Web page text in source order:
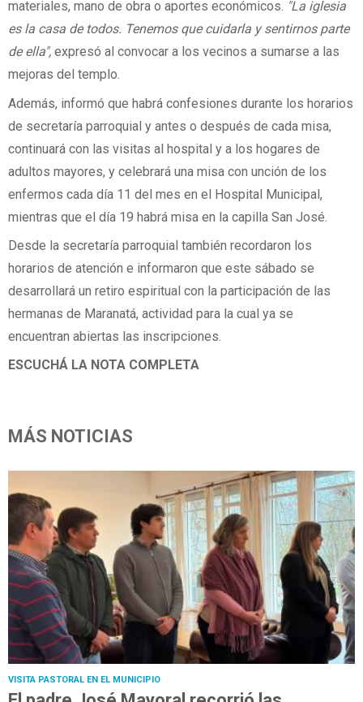
materiales, mano de obra o aportes económicos. "La iglesia
es la casa de todos. Tenemos que cuidarla y sentirnos parte
de ella", expresó al convocar a los vecinos a sumarse a las
mejoras del templo.
Además, informó que habrá confesiones durante los horarios
de secretaría parroquial y antes o después de cada misa,
continuará con las visitas al hospital y a los hogares de
adultos mayores, y celebrará una misa con unción de los
enfermos cada día 11 del mes en el Hospital Municipal,
mientras que el día 19 habrá misa en la capilla San José.
Desde la secretaría parroquial también recordaron los
horarios de atención e informaron que este sábado se
desarrollará un retiro espiritual con la participación de las
hermanas de Maranatá, actividad para la cual ya se
encuentran abiertas las inscripciones.
ESCUCHÁ LA NOTA COMPLETA
MÁS NOTICIAS
VISITA PASTORAL EN EL MUNICIPIO